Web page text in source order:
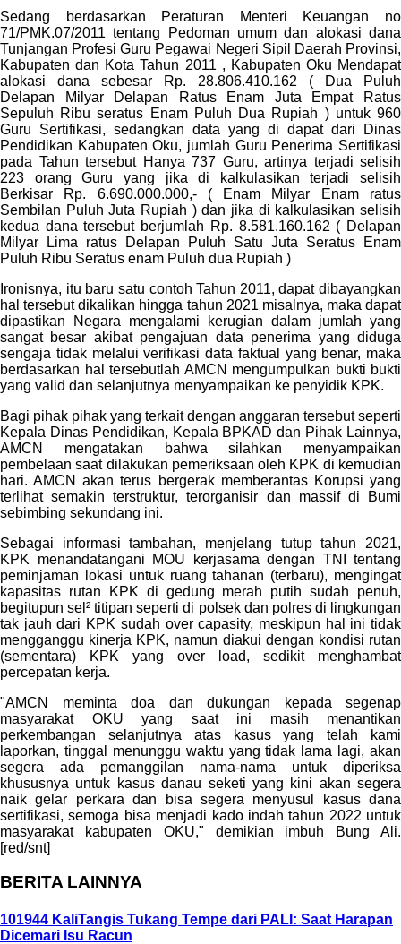
Sedang berdasarkan Peraturan Menteri Keuangan no
71/PMK.07/2011 tentang Pedoman umum dan alokasi dana
Tunjangan Profesi Guru Pegawai Negeri Sipil Daerah Provinsi,
Kabupaten dan Kota Tahun 2011 , Kabupaten Oku Mendapat
alokasi dana sebesar Rp. 28.806.410.162 ( Dua Puluh
Delapan Milyar Delapan Ratus Enam Juta Empat Ratus
Sepuluh Ribu seratus Enam Puluh Dua Rupiah ) untuk 960
Guru Sertifikasi, sedangkan data yang di dapat dari Dinas
Pendidikan Kabupaten Oku, jumlah Guru Penerima Sertifikasi
pada Tahun tersebut Hanya 737 Guru, artinya terjadi selisih
223 orang Guru yang jika di kalkulasikan terjadi selisih
Berkisar Rp. 6.690.000.000,- ( Enam Milyar Enam ratus
Sembilan Puluh Juta Rupiah ) dan jika di kalkulasikan selisih
kedua dana tersebut berjumlah Rp. 8.581.160.162 ( Delapan
Milyar Lima ratus Delapan Puluh Satu Juta Seratus Enam
Puluh Ribu Seratus enam Puluh dua Rupiah )
Ironisnya, itu baru satu contoh Tahun 2011, dapat dibayangkan
hal tersebut dikalikan hingga tahun 2021 misalnya, maka dapat
dipastikan Negara mengalami kerugian dalam jumlah yang
sangat besar akibat pengajuan data penerima yang diduga
sengaja tidak melalui verifikasi data faktual yang benar, maka
berdasarkan hal tersebutlah AMCN mengumpulkan bukti bukti
yang valid dan selanjutnya menyampaikan ke penyidik KPK.
Bagi pihak pihak yang terkait dengan anggaran tersebut seperti
Kepala Dinas Pendidikan, Kepala BPKAD dan Pihak Lainnya,
AMCN mengatakan bahwa silahkan menyampaikan
pembelaan saat dilakukan pemeriksaan oleh KPK di kemudian
hari. AMCN akan terus bergerak memberantas Korupsi yang
terlihat semakin terstruktur, terorganisir dan massif di Bumi
sebimbing sekundang ini.
Sebagai informasi tambahan, menjelang tutup tahun 2021,
KPK menandatangani MOU kerjasama dengan TNI tentang
peminjaman lokasi untuk ruang tahanan (terbaru), mengingat
kapasitas rutan KPK di gedung merah putih sudah penuh,
begitupun sel² titipan seperti di polsek dan polres di lingkungan
tak jauh dari KPK sudah over capasity, meskipun hal ini tidak
mengganggu kinerja KPK, namun diakui dengan kondisi rutan
(sementara) KPK yang over load, sedikit menghambat
percepatan kerja.
"AMCN meminta doa dan dukungan kepada segenap
masyarakat OKU yang saat ini masih menantikan
perkembangan selanjutnya atas kasus yang telah kami
laporkan, tinggal menunggu waktu yang tidak lama lagi, akan
segera ada pemanggilan nama-nama untuk diperiksa
khususnya untuk kasus danau seketi yang kini akan segera
naik gelar perkara dan bisa segera menyusul kasus dana
sertifikasi, semoga bisa menjadi kado indah tahun 2022 untuk
masyarakat kabupaten OKU," demikian imbuh Bung Ali.
[red/snt]
BERITA LAINNYA
101944 KaliTangis Tukang Tempe dari PALI: Saat Harapan
Dicemari Isu Racun